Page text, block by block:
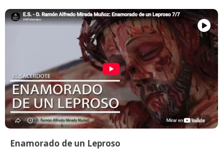
Enamorado de un Leproso